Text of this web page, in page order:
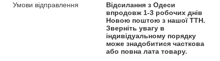
Умови відправлення
Відсилання з Одеси
впродовж 1-3 робочих днів
Новою поштою з нашої ТТН.
Зверніть увагу в
індивідуальному порядку
може знадобитися часткова
або повна лата товару.